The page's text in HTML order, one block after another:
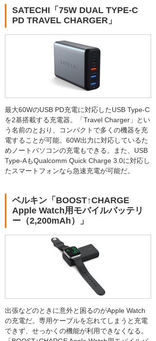
SATECHI「75W DUAL TYPE-C
PD TRAVEL CHARGER」
最大60WのUSB PD充電に対応したUSB Type-C
を2基搭載する充電器。「Travel Charger」とい
う名前のとおり、コンパクトで多くの機器を充
電することが可能。60W出力に対応しているた
めノートパソコンの充電もできる。また、USB
Type-AもQualcomm Quick Charge 3.0に対応し
たスマートフォンなら急速充電が可能だ。
ベルキン「BOOST↑CHARGE
Apple Watch用モバイルバッテリ
ー（2,200mAh）」
出張などのときに意外と困るのがApple Watch
の充電だ。専用ケーブルを忘れてしまうと充電
できず、せっかくの機能が利用できなくなる。